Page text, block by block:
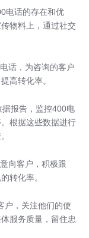
电话的存在和优
物料上，通过社交
话，为咨询的客户
高转化率。
报告，监控400电
根据这些数据进行
向客户，积极跟
转化率。
户，关注他们的使
服务质量，留住忠